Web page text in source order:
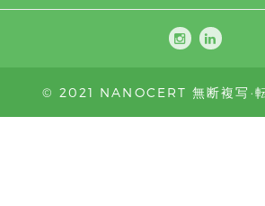
© 2021 NANOCERT 無断複写·